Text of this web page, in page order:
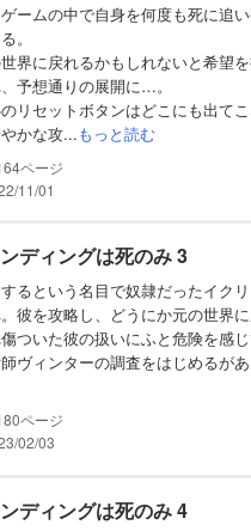
ームの中で自身を何度も死に追
。
界に戻れるかもしれないと希望
予想通りの展開に…。
リセットボタンはどこにも出て
かな攻...もっと読む
11/01
ディングは死のみ 3
るという名目で奴隷だったイク
彼を攻略し、どうにか元の世界
ついた彼の扱いにふと危険を感
ヴィンターの調査をはじめるが
02/03
ディングは死のみ 4